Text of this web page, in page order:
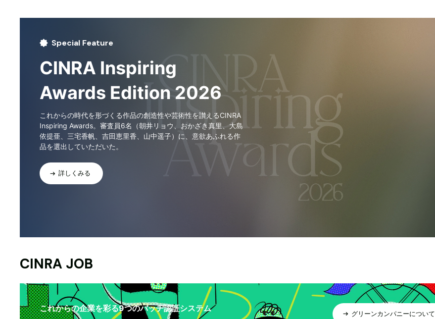
Special Feature
CINRA Inspiring
Awards Edition 2026
これからの時代を形づくる作品の創造性や芸術性を讃えるCINRA
Inspiring Awards。審査員6名（朝井リョウ、おかざき真里、大島
依提亜、三宅香帆、吉田恵里香、山中遥子）に、意欲あふれる作
品を選出していただいた。
詳しくみる
CINRA JOB
これからの企業を彩る9つのバッヂ認証システム
グリーンカンパニーについて